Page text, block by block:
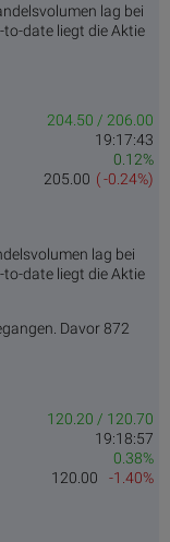
lag bei
date liegt die Aktie
204.50 / 206.00
19:17:43
0.12%
( -0.24%)
205.00
lag bei
date liegt die Aktie
Davor 872
120.20 / 120.70
19:18:57
0.38%
-1.40%
120.00